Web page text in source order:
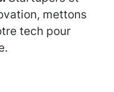
mettons
tech pour